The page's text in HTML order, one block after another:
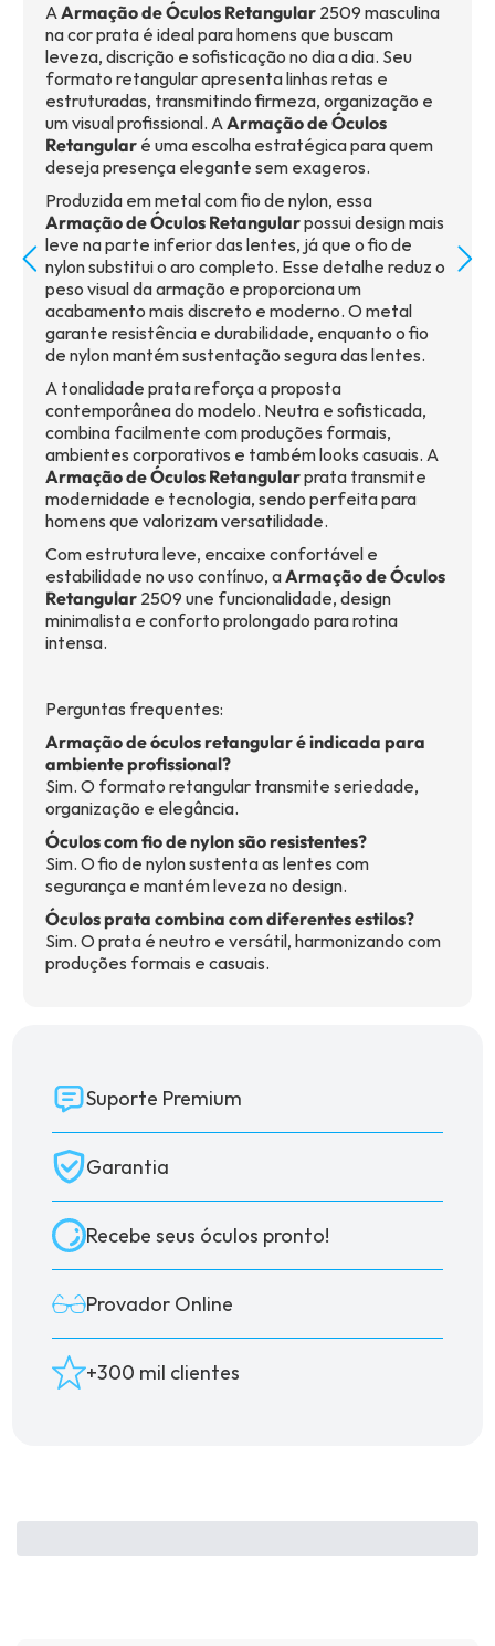
AArmação de Óculos Retangular 2509 masculina
na cor prata é ideal para homens que buscam
leveza, discrição e sofisticação no dia a dia. Seu
formato retangular apresenta linhas retas e
estruturadas, transmitindo firmeza, organização e
um visual profissional. AArmação de Óculos
Retangular é uma escolha estratégica para quem
deseja presença elegante sem exageros.
Produzida em metal com fio de nylon, essa
Armação de Óculos Retangularpossui design mais
leve na parte inferior das lentes, já que o fio de
nylon substitui o aro completo. Esse detalhe reduz o
peso visual da armação e proporciona um
acabamento mais discreto e moderno. O metal
garante resistência e durabilidade, enquanto o fio
de nylon mantém sustentação segura das lentes.
A tonalidade prata reforça a proposta
contemporânea do modelo. Neutra e sofisticada,
combina facilmente com produções formais,
ambientes corporativos e também looks casuais. A
Armação de Óculos Retangularprata transmite
modernidade e tecnologia, sendo perfeita para
homens que valorizam versatilidade.
Com estrutura leve, encaixe confortável e
estabilidade no uso contínuo, aArmação de Óculos
Retangular 2509 une funcionalidade, design
minimalista e conforto prolongado para rotina
intensa.
Perguntas frequentes:
Armação de óculos retangular é indicada para
ambiente profissional?
Sim. O formato retangular transmite seriedade,
organização e elegância.
Óculos com fio de nylon são resistentes?
Sim. O fio de nylon sustenta as lentes com
segurança e mantém leveza no design.
Óculos prata combina com diferentes estilos?
Sim. O prata é neutro e versátil, harmonizando com
produções formais e casuais.
Suporte Premium
Garantia
Recebe seus óculos pronto!
Provador Online
+300 mil clientes